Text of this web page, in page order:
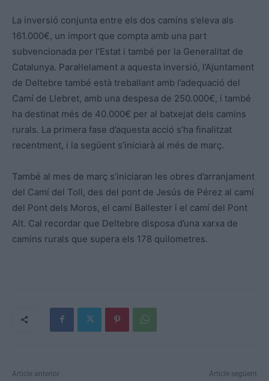
La inversió conjunta entre els dos camins s’eleva als
161.000€, un import que compta amb una part
subvencionada per l’Estat i també per la Generalitat de
Catalunya. Paral·lelament a aquesta inversió, l’Ajuntament
de Deltebre també està treballant amb l’adequació del
Camí de Llebret, amb una despesa de 250.000€, i també
ha destinat més de 40.000€ per al batxejat dels camins
rurals. La primera fase d’aquesta acció s’ha finalitzat
recentment, i la següent s’iniciarà al més de març.
També al mes de març s’iniciaran les obres d’arranjament
del Camí del Toll, des del pont de Jesús de Pérez al camí
del Pont dels Moros, el camí Ballester i el camí del Pont
Alt. Cal recordar que Deltebre disposa d’una xarxa de
camins rurals que supera els 178 quilometres.
Article anterior Article següent